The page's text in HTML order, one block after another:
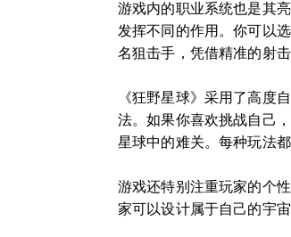
游戏内的职业系统也是其
发挥不同的作用。你可以
名狙击手，凭借精准的射
《狂野星球》采用了高度
法。如果你喜欢挑战自己
星球中的难关。每种玩法
游戏还特别注重玩家的个
家可以设计属于自己的宇